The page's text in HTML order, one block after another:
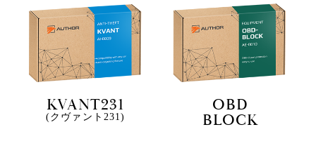
KVANT231
(クヴァント231)
OBD
BLOCK